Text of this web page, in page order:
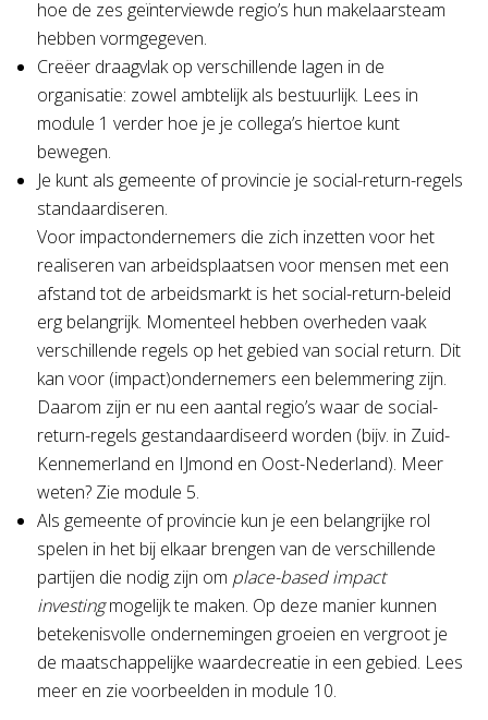
hoe de zes geïnterviewde regio’s hun makelaarsteam
hebben vormgegeven.
Creëer draagvlak op verschillende lagen in de
organisatie: zowel ambtelijk als bestuurlijk. Lees in
module 1 verder hoe je je collega’s hiertoe kunt
bewegen.
Je kunt als gemeente of provincie je social-return-regels
standaardiseren.
Voor impactondernemers die zich inzetten voor het
realiseren van arbeidsplaatsen voor mensen met een
afstand tot de arbeidsmarkt is het social-return-beleid
erg belangrijk. Momenteel hebben overheden vaak
verschillende regels op het gebied van social return. Dit
kan voor (impact)ondernemers een belemmering zijn.
Daarom zijn er nu een aantal regio’s waar de social-
return-regels gestandaardiseerd worden (bijv. in Zuid-
Kennemerland en IJmond en Oost-Nederland). Meer
weten? Zie module 5.
Als gemeente of provincie kun je een belangrijke rol
spelen in het bij elkaar brengen van de verschillende
partijen die nodig zijn om place-based impact
investingmogelijk te maken. Op deze manier kunnen
betekenisvolle ondernemingen groeien en vergroot je
de maatschappelijke waardecreatie in een gebied. Lees
meer en zie voorbeelden in module 10.